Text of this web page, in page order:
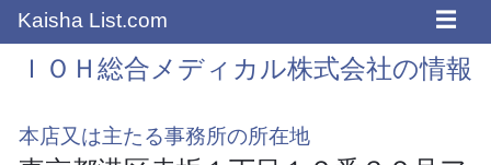
Kaisha List.com ☰
ＩＯＨ総合メディカル株式会社の情報
本店又は主たる事務所の所在地